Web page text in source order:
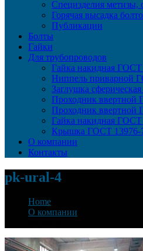
Специзделия метизы,
Горячая высадка
Публикации
Болты
Гайки
Для трубопроводов
Гайка накидная ГОСТ
Ниппель приварной
Заглушка
Проходник ввертной
Проходник ввертной
Гайка накидная ГОСТ
Крышка ГОСТ 13976-
О компании
Контакты
pk-ural-4
Home
О компании